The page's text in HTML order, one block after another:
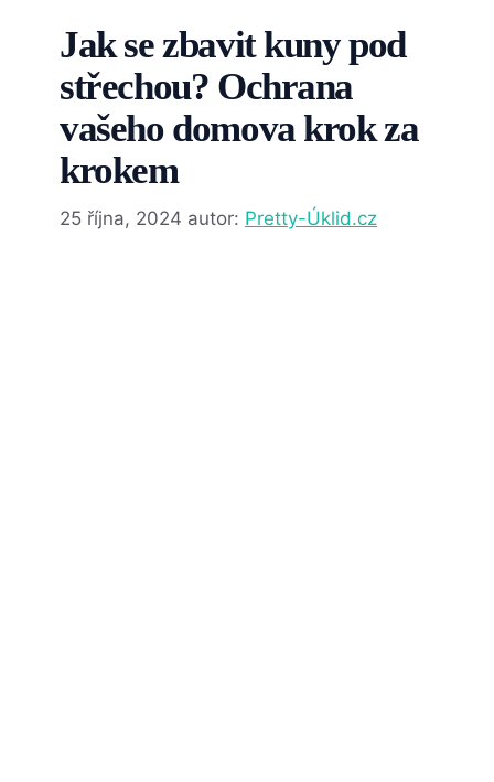
Jak se zbavit kuny pod
střechou? Ochrana
vašeho domova krok za
krokem
25 října, 2024 autor: Pretty-Úklid.cz